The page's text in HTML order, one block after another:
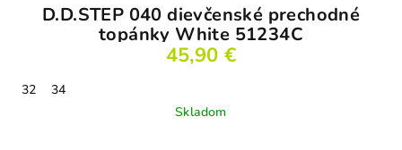
D.D.STEP 040 dievčenské prechodné
topánky White 51234C
45,90 €
32
34
Skladom